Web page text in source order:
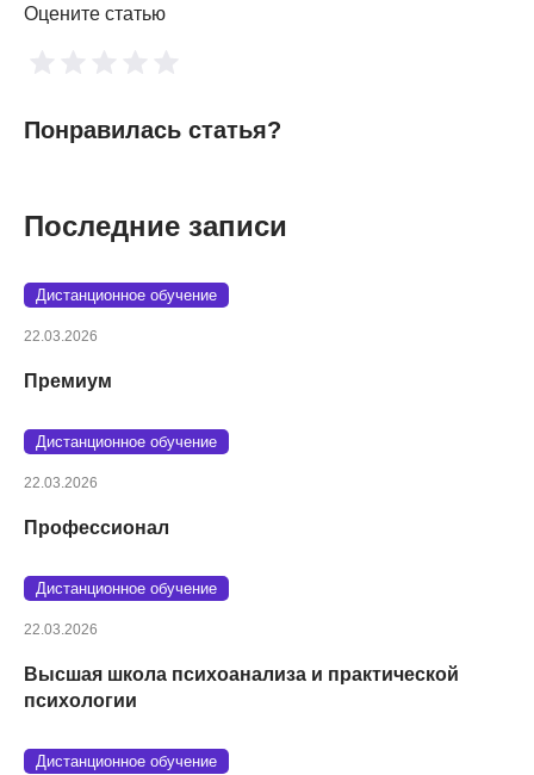
Оцените статью
Понравилась статья?
Последние записи
Дистанционное обучение
22.03.2026
Премиум
Дистанционное обучение
22.03.2026
Профессионал
Дистанционное обучение
22.03.2026
Высшая школа психоанализа и практической
психологии
Дистанционное обучение